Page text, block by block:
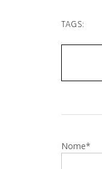
TAGS:
Nome*